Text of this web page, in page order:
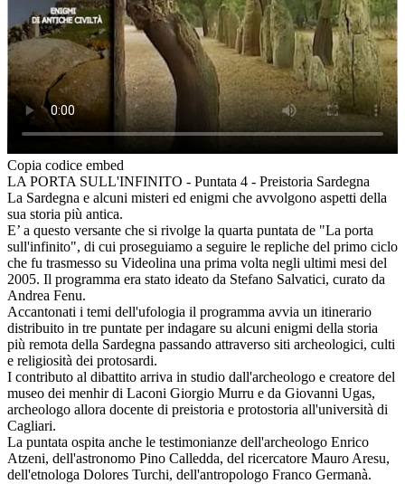
Copia codice embed
LA PORTA SULL'INFINITO - Puntata 4 - Preistoria Sardegna
La Sardegna e alcuni misteri ed enigmi che avvolgono aspetti della
sua storia più antica.
E’ a questo versante che si rivolge la quarta puntata de "La porta
sull'infinito", di cui proseguiamo a seguire le repliche del primo ciclo
che fu trasmesso su Videolina una prima volta negli ultimi mesi del
2005. Il programma era stato ideato da Stefano Salvatici, curato da
Andrea Fenu.
Accantonati i temi dell'ufologia il programma avvia un itinerario
distribuito in tre puntate per indagare su alcuni enigmi della storia
più remota della Sardegna passando attraverso siti archeologici, culti
e religiosità dei protosardi.
I contributo al dibattito arriva in studio dall'archeologo e creatore del
museo dei menhir di Laconi Giorgio Murru e da Giovanni Ugas,
archeologo allora docente di preistoria e protostoria all'università di
Cagliari.
La puntata ospita anche le testimonianze dell'archeologo Enrico
Atzeni, dell'astronomo Pino Calledda, del ricercatore Mauro Aresu,
dell'etnologa Dolores Turchi, dell'antropologo Franco Germanà.